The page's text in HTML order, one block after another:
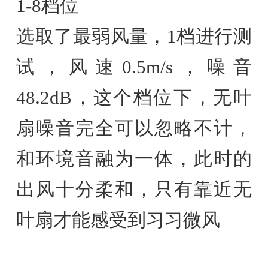
1-8档位
选取了最弱风量，1档进行测
试，风速0.5m/s，噪音
48.2dB，这个档位下，无叶
扇噪音完全可以忽略不计，
和环境音融为一体，此时的
出风十分柔和，只有靠近无
叶扇才能感受到习习微风